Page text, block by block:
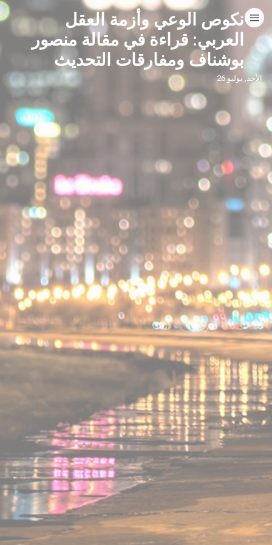
نكوص الوعي وأزمة العقل
العربي: قراءة في مقالة منصور
بوشناف ومفارقات التحديث
الأحد, يوليو 26
HOME
CATEGORIES
GO TO
VISIT WEBSITE